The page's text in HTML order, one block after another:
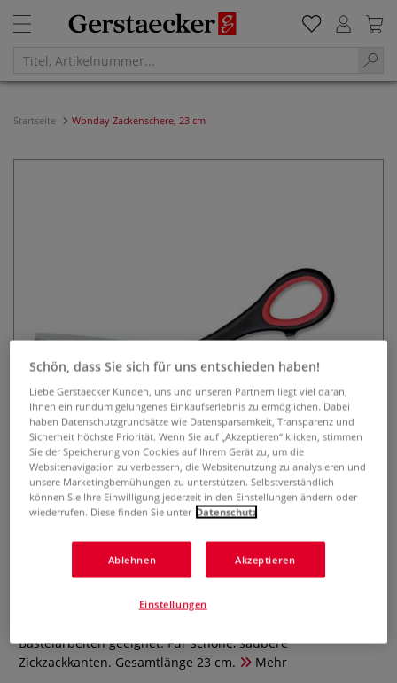
Startseite Wonday Zackenschere, 23 cm
Wonday Zackenschere, 23 cm
Bastelarbeiten geeignet. Für schöne, saubere
Zickzackkanten. Gesamtlänge 23 cm.
Mehr
Schön, dass Sie sich für uns entschieden haben!
Liebe Gerstaecker Kunden, uns und unseren Partnern liegt viel daran,
Ihnen ein rundum gelungenes Einkaufserlebnis zu ermöglichen. Dabei
haben Datenschutzgrundsätze wie Datensparsamkeit, Transparenz und
Sicherheit höchste Priorität. Wenn Sie auf „Akzeptieren“ klicken, stimmen
Sie der Speicherung von Cookies auf Ihrem Gerät zu, um die
Websitenavigation zu verbessern, die Websitenutzung zu analysieren und
unsere Marketingbemühungen zu unterstützen. Selbstverständlich
können Sie Ihre Einwilligung jederzeit in den Einstellungen ändern oder
wiederrufen. Diese finden Sie unter Datenschutz
Ablehnen Akzeptieren
Einstellungen